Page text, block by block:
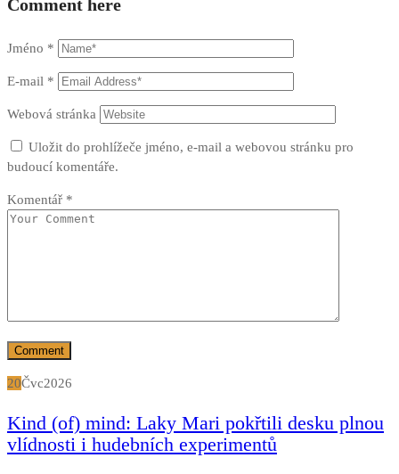
Comment here
Jméno *
E-mail *
Webová stránka
Uložit do prohlížeče jméno, e-mail a webovou stránku pro
budoucí komentáře.
Komentář *
20Čvc2026
Kind (of) mind: Laky Mari pokřtili desku plnou
vlídnosti i hudebních experimentů